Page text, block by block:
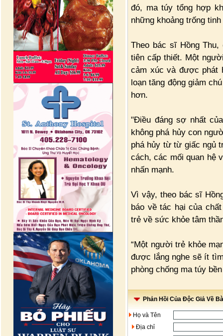
đó, ma túy tổng hợp
những khoảng trống
Theo bác sĩ Hồng
tiên cấp thiết. Một
cảm xúc và được phát
loạn tăng động giảm
hơn.
"Điều đáng sợ nhất
không phá hủy con
phá hủy từ từ giấc ngủ
cách, các mối quan hệ
nhấn mạnh.
Vì vậy, theo bác sĩ
báo về tác hại của
trẻ về sức khỏe tâm
“Một người trẻ khỏe
được lắng nghe sẽ ít
phòng chống ma túy
Phản Hồi Của Độc Giả Về
Họ và Tên
Địa chỉ